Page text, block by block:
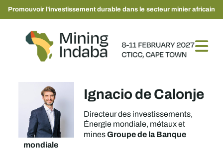
Promouvoir l'investissement durable dans le secteur minier africain
Ignacio de Calonje
Directeur des investissements,
Énergie mondiale, métaux et
minesGroupe de la Banque
mondiale